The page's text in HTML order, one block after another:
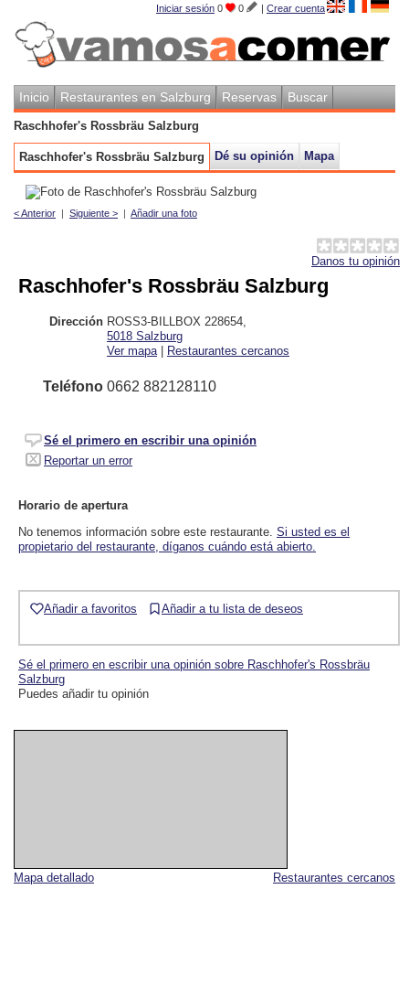
Iniciar sesión 0 0 | Crear cuenta
Inicio Restaurantes en Salzburg Reservas Buscar
Raschhofer's Rossbräu Salzburg
Raschhofer's Rossbräu Salzburg Dé su opinión Mapa
< Anterior | Siguiente > | Añadir una foto
Restaurantes cercanos
Mapa detallado
Danos tu opinión
Raschhofer's Rossbräu Salzburg
Dirección ROSS3-BILLBOX 228654
5018 Salzburg
Ver mapa | Restaurantes cercanos
Teléfono 0662 882128110
Sé el primero en escribir una opinión
Reportar un error
Horario de apertura
No tenemos información sobre este restaurante. Si usted es el
propietario del restaurante, díganos cuándo está abierto.
Añadir a favoritos Añadir a tu lista de deseos
Sé el primero en escribir una opinión sobre Raschhofer's Rossbräu
Salzburg
Puedes añadir tu opinión